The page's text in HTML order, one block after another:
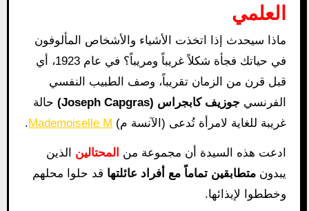
العلمي
ماذا سيحدث إذا اتخذت الأشياء والأشخاص المألوفون
في حياتك فجأة شكلاً غريباً ومريباً؟ في عام 1923، أي
قبل قرن من الزمان تقريباً، وصف الطبيب النفسي
الفرنسي جوزيف كابجراس (Joseph Capgras)
حالة
غريبة للغاية لامرأة تُدعى (الآنسة م) Mademoiselle M
.
ادعت هذه السيدة أن مجموعة من المحتالين الذين
يبدون متطابقين تماماً مع أفراد عائلتها قد حلوا محلهم
وخططوا لإيذائها.